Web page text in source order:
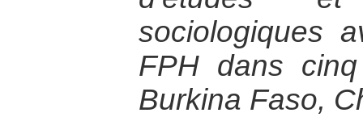
sociologiques
FPH dans
Burkina Faso,